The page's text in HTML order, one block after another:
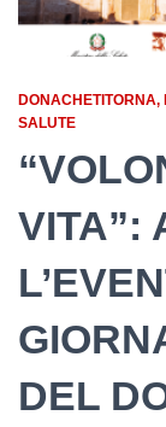
DONACHETITORNA
SALUTE
VITA”:
DEL